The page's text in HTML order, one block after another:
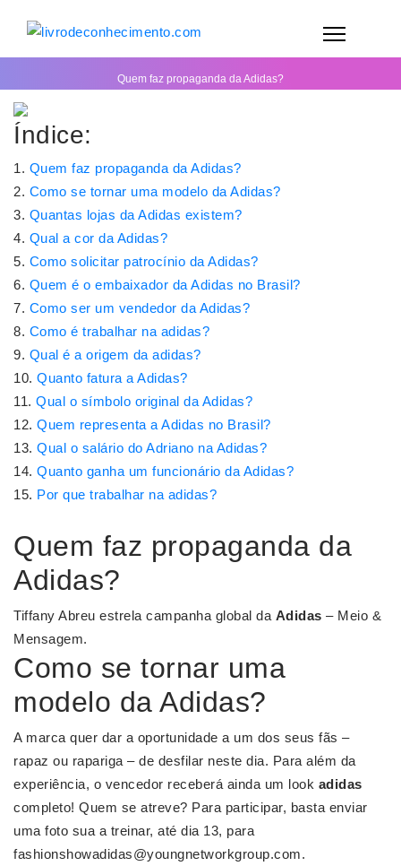
Quem faz propaganda da Adidas?
Índice:
Quem faz propaganda da Adidas?
Como se tornar uma modelo da Adidas?
Quantas lojas da Adidas existem?
Qual a cor da Adidas?
Como solicitar patrocínio da Adidas?
Quem é o embaixador da Adidas no Brasil?
Como ser um vendedor da Adidas?
Como é trabalhar na adidas?
Qual é a origem da adidas?
Quanto fatura a Adidas?
Qual o símbolo original da Adidas?
Quem representa a Adidas no Brasil?
Qual o salário do Adriano na Adidas?
Quanto ganha um funcionário da Adidas?
Por que trabalhar na adidas?
Quem faz propaganda da
Adidas?
Tiffany Abreu estrela campanha global da Adidas – Meio &
Mensagem.
Como se tornar uma
modelo da Adidas?
A marca quer dar a oportunidade a um dos seus fãs –
rapaz ou rapariga – de desfilar neste dia. Para além da
experiência, o vencedor receberá ainda um look adidas
completo! Quem se atreve? Para participar, basta enviar
uma foto sua a treinar, até dia 13, para
fashionshowadidas@youngnetworkgroup.com.